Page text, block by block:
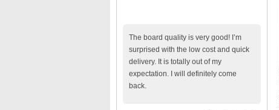
The board quality is very good! I’m
surprised with the low cost and quick
delivery. It is totally out of my
expectation. I will definitely come
back.